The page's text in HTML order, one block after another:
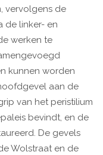
vervolgens de
de linker- en
werken te
kunnen worden
aan de
van het peristilium
bevindt, en de
De gevels
Wolstraat en de